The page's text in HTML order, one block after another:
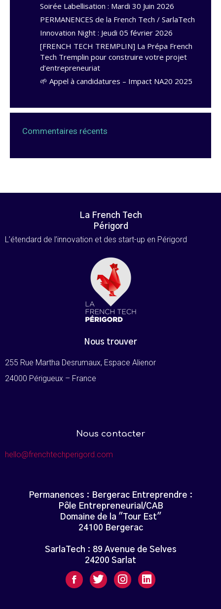
Soirée Labellisation : Mardi 30 Juin 2026
PERMANENCES de la French Tech / SarlaTech
Innovation Night : Jeudi 05 février 2026
[FRENCH TECH TREMPLIN] La Prépa French
Tech Tremplin pour construire votre projet
d’entrepreneuriat
🌱 Appel à candidatures – Impact NA20 2025
Commentaires récents
La French Tech
Périgord
L’étendard de l’innovation et des start-up en Périgord
Nous trouver
255 Rue Martha Desrumaux, Espace Alienor
24000 Périgueux – France
Nous contacter
hello@frenchtechperigord.com
Permanences : Bergerac Entreprendre :
Pôle Entrepreneurial/CAB
Domaine de la "Tour Est"
24100 Bergerac
SarlaTech : 89 Avenue de Selves
24200 Sarlat